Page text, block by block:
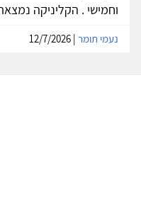
וחמישי . הקליניקה
נעמי תומר